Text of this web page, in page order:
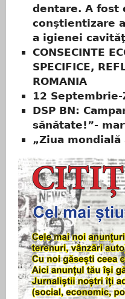
dentare. A fost
conştientizare
a igienei
CONSECINTE
SPECIFICE,
ROMANIA
12
DSP BN:
sănătate!”-
„Ziua